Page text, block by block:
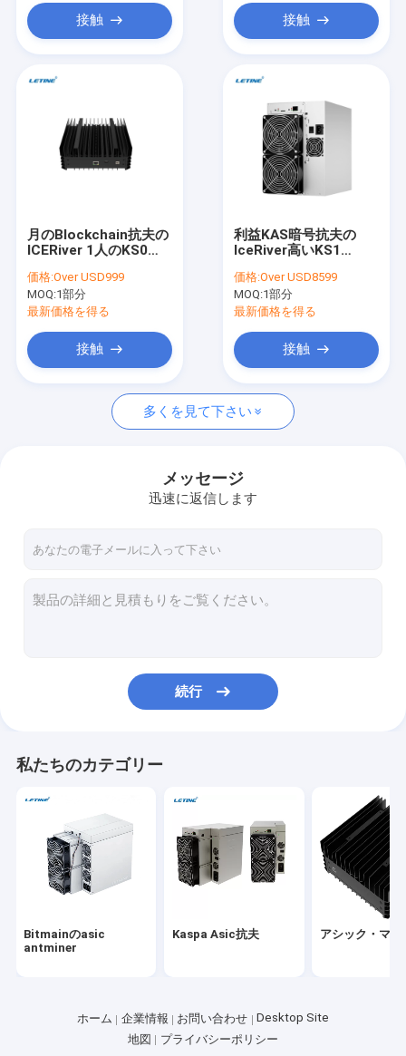
ニュース
Bitmainのasic antminer
Kaspa Asic抗夫
Microbtのwhatsminer
新しいアシック・マイナー
Goldshell Asic抗夫
Canaan Avalon抗夫
Chia鉱山の装備
StrongU抗夫
Asic抗夫の部品
YAMI抗夫
接触 接触
月のBlockchain抗夫の
ICERiver 1人のKS0
KHeavyHash Algo暗号
KAS抗夫KS0内の新し
く速いROI
価格:Over USD999
MOQ:1部分
最新価格を得る
接触
利益KAS暗号抗夫の
IceRiver高いKS1
Blockchainの採掘機
価格:Over USD8599
MOQ:1部分
最新価格を得る
接触
多くを見て下さい
メッセージ
迅速に返信します
続行
私たちのカテゴリー
Bitmainのasic
antminer
Kaspa Asic抗夫 アシック・マイ
ホーム 企業情報 お問い合わせ
Desktop Site
地図
プライバシーポリシー